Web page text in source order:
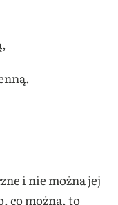
i nie można jej
co można, to